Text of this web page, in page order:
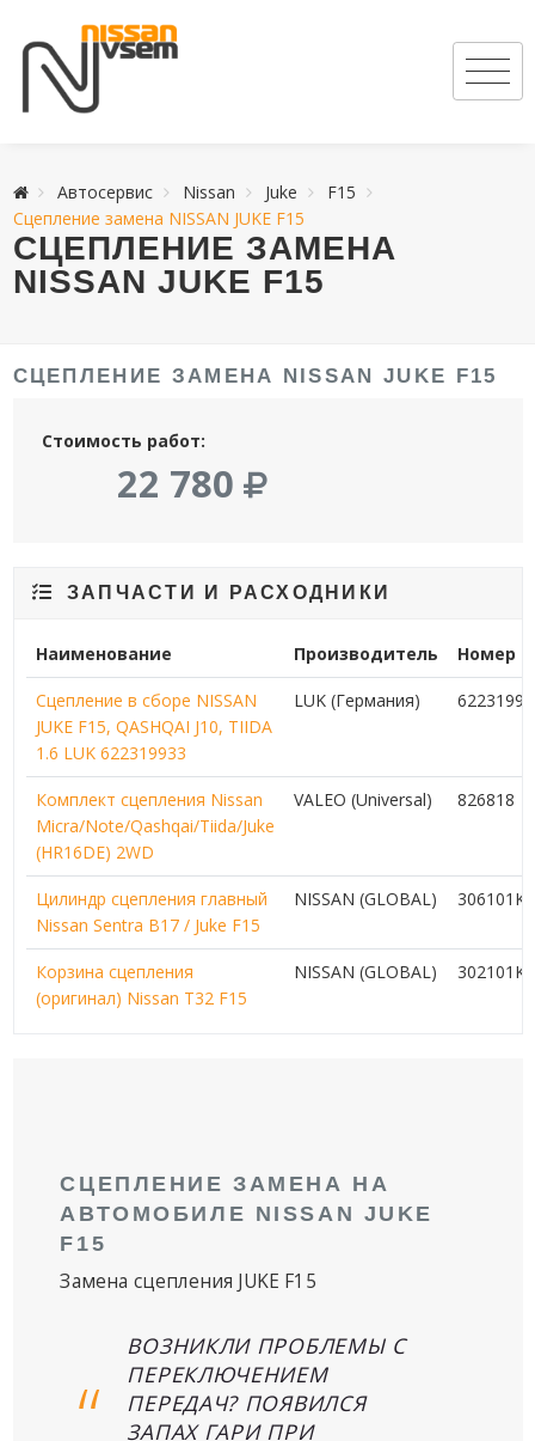
Автосервис Nissan Juke
F15
Сцепление замена NISSAN JUKE F15
СЦЕПЛЕНИЕ ЗАМЕНА
NISSAN JUKE F15
СЦЕПЛЕНИЕ ЗАМЕНА NISSAN JUKE F15
Стоимость работ:
22 780
ЗАПЧАСТИ И РАСХОДНИКИ
Наименование Производитель Номер
Сцепление в сборе NISSAN
JUKE F15, QASHQAI J10, TIIDA
1.6 LUK 622319933
LUK (Германия)
Комплект сцепления Nissan
Micra/Note/Qashqai/Tiida/Juke
(HR16DE) 2WD
VALEO (Universal) 826818
Цилиндр сцепления главный
Nissan Sentra B17 / Juke F15
NISSAN (GLOBAL)
Корзина сцепления
(оригинал) Nissan T32 F15
NISSAN (GLOBAL)
СЦЕПЛЕНИЕ ЗАМЕНА НА
АВТОМОБИЛЕ NISSAN JUKE
F15
Замена сцепления JUKE F15
ВОЗНИКЛИ ПРОБЛЕМЫ С
ПЕРЕКЛЮЧЕНИЕМ
ПЕРЕДАЧ? ПОЯВИЛСЯ
ЗАПАХ ГАРИ ПРИ